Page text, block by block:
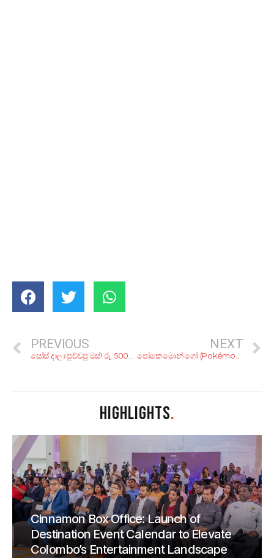
PREVIOUS
සෝස් දාලා පුච්චපු මස්! රු. 500ට රස වෑහෙන BBQ කන්න කියාපු කඩ 5ක්
NEXT
පෝකෙමොන් ගෝ (Pokémon GO)
HIGHLIGHTS.
Cinnamon Box Office: Launch of
Destination Event Calendar to Elevate
Colombo’s Entertainment Landscape